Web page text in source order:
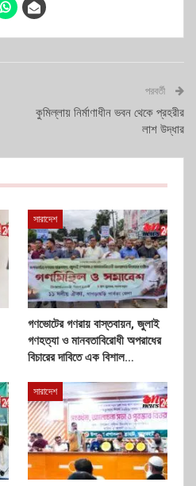
পরবর্তী
কুমিল্লায় নির্মাণাধীন ভবন থেকে প্রহরীর
লাশ উদ্ধার
সারাদেশ
গণভোটের গণরায় বাস্তবায়ন, জুলাই
গণহত্যা ও মানবতাবিরোধী অপরাধের
বিচারের দাবিতে এক বিশাল…
সারাদেশ